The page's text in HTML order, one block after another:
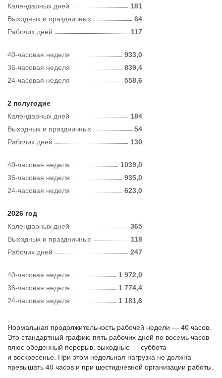
Календарных дней
181
Рабочих дней 117
Выходных и праздничных 64
40-часовая неделя
933,0
36-часовая неделя
839,4
24-часовая неделя
558,6
2 полугодие
Календарных дней
184
Рабочих дней 130
Выходных и праздничных 54
40-часовая неделя
1039,0
36-часовая неделя
935,0
24-часовая неделя
623,0
2026 год
Календарных дней
365
Рабочих дней 247
Выходных и праздничных 118
40-часовая неделя
1 972,0
36-часовая неделя
1 774,4
24-часовая неделя
1 181,6
Нормальная продолжительность рабочей недели — 40 часов.
Это стандартный график: пять рабочих дней по восемь часов
плюс обеденный перерыв, выходные — суббота
и воскресенье. При этом недельная нагрузка не должна
превышать 40 часов и при шестидневной организации работы.